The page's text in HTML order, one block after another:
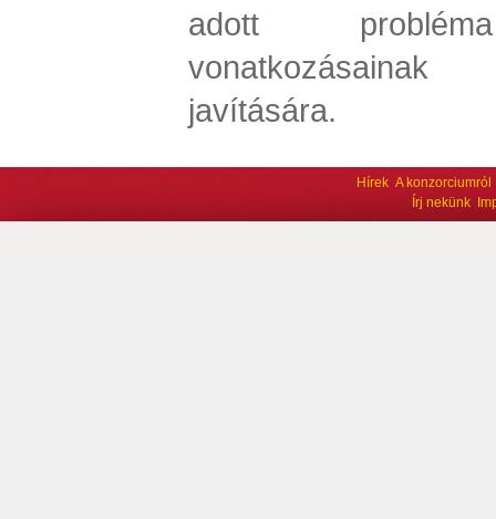
adott
javítására.
Hírek A konzorciumról
Írj nekünk